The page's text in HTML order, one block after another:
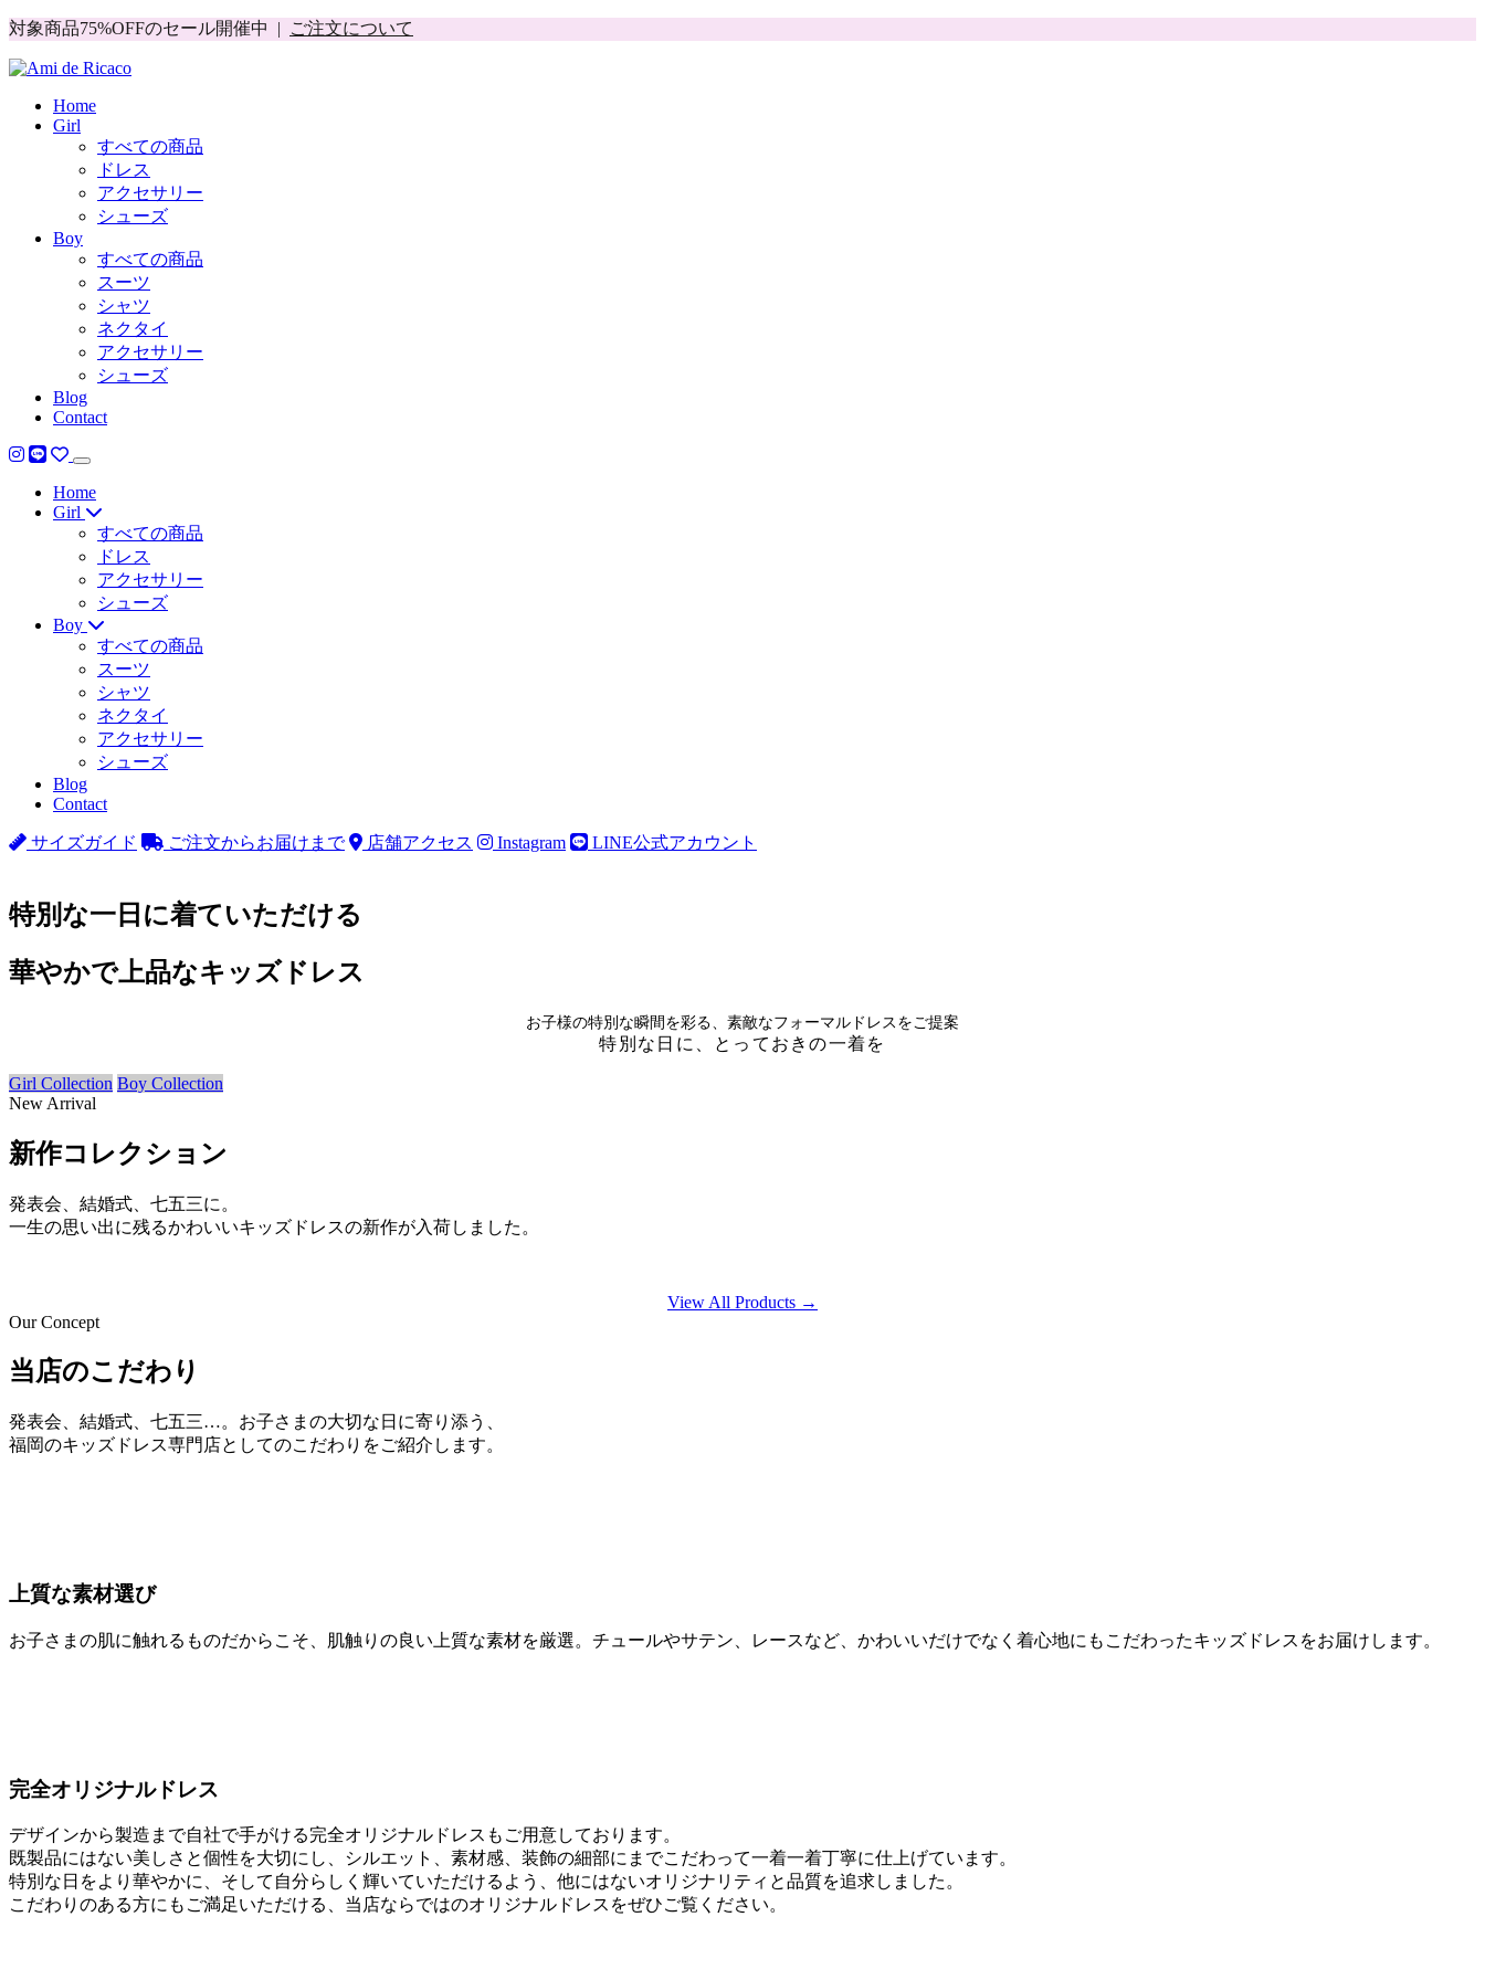
対象商品75%OFFのセール開催中 | ご注文について
Home
Girl
すべての商品
ドレス
アクセサリー
シューズ
Boy
すべての商品
スーツ
シャツ
ネクタイ
アクセサリー
シューズ
Blog
Contact
Home
Girl
すべての商品
ドレス
アクセサリー
シューズ
Boy
すべての商品
スーツ
シャツ
ネクタイ
アクセサリー
シューズ
Blog
Contact
サイズガイド ご注文からお届けまで 店舗アクセス Instagram LINE公式アカウント
特別な一日に着ていただける
華やかで上品なキッズドレス
お子様の特別な瞬間を彩る、素敵なフォーマルドレスをご提案
特別な日に、とっておきの一着を
Girl Collection Boy Collection
New Arrival
新作コレクション
発表会、結婚式、七五三に。
一生の思い出に残るかわいいキッズドレスの新作が入荷しました。
View All Products →
Our Concept
当店のこだわり
発表会、結婚式、七五三…。お子さまの大切な日に寄り添う、
福岡のキッズドレス専門店としてのこだわりをご紹介します。
上質な素材選び
お子さまの肌に触れるものだからこそ、肌触りの良い上質な素材を厳選。チュールやサテン、レースなど、かわいいだけでなく着心地にもこだわったキッズドレスをお届けします。
完全オリジナルドレス
デザインから製造まで自社で手がける完全オリジナルドレスもご用意しております。
既製品にはない美しさと個性を大切にし、シルエット、素材感、装飾の細部にまでこだわって一着一着丁寧に仕上げています。
特別な日をより華やかに、そして自分らしく輝いていただけるよう、他にはないオリジナリティと品質を追求しました。
こだわりのある方にもご満足いただける、当店ならではのオリジナルドレスをぜひご覧ください。